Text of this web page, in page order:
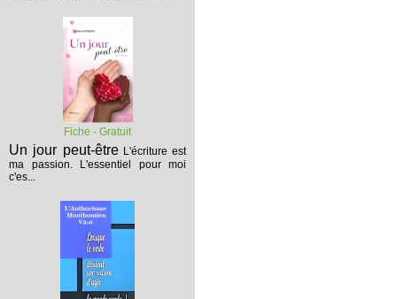
Fiche - Gratuit
Un jour peut-être L'écriture est
ma passion. L'essentiel pour moi
c'es...